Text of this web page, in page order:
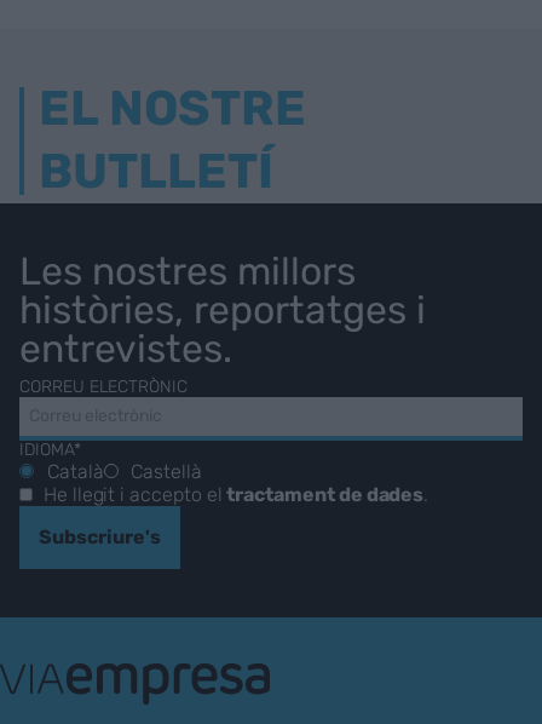
EL NOSTRE
BUTLLETÍ
Les nostres millors
històries, reportatges i
entrevistes.
CORREU ELECTRÒNIC
IDIOMA*
Català
Castellà
He llegit i accepto eltractament de dades.
Subscriure's